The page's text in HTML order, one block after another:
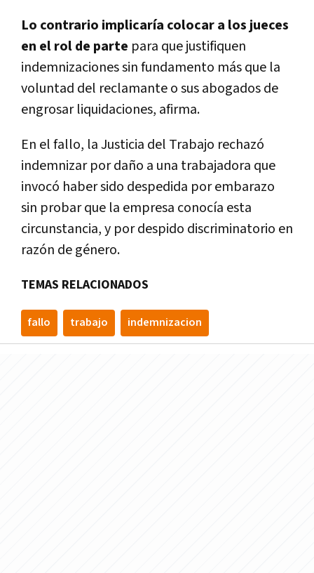
Lo contrario implicaría colocar a los jueces
en el rol de parte para que justifiquen
indemnizaciones sin fundamento más que la
voluntad del reclamante o sus abogados de
engrosar liquidaciones, afirma.
En el fallo, la Justicia del Trabajo rechazó
indemnizar por daño a una trabajadora que
invocó haber sido despedida por embarazo
sin probar que la empresa conocía esta
circunstancia, y por despido discriminatorio en
razón de género.
TEMAS RELACIONADOS
fallo trabajo indemnizacion